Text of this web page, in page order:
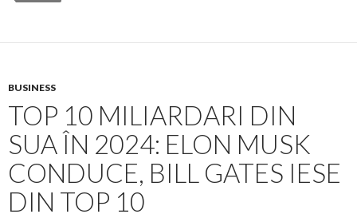
BUSINESS
TOP 10 MILIARDARI DIN
SUA ÎN 2024: ELON MUSK
CONDUCE, BILL GATES IESE
DIN TOP 10